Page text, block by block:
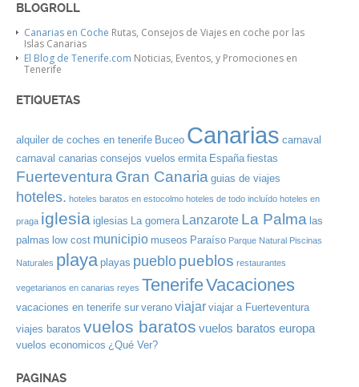
BLOGROLL
Canarias en Coche Rutas, Consejos de Viajes en coche por las
Islas Canarias
El Blog de Tenerife.com Noticias, Eventos, y Promociones en
Tenerife
ETIQUETAS
alquiler de coches en tenerife Buceo Canarias carnaval
carnaval canarias consejos vuelos ermita España fiestas
FuerteventuraGran Canaria guias de viajes
hoteles. hoteles baratos en estocolmo hoteles de todo incluído hoteles en
praga iglesia iglesias La gomera Lanzarote La Palma las
palmas low cost municipio museos Paraíso Parque Natural Piscinas
Naturales playa playas pueblo pueblos restaurantes
vegetarianos en canarias reyes TenerifeVacaciones
vacaciones en tenerife sur verano viajar viajar a Fuerteventura
viajes baratos vuelos baratos vuelos baratos europa
vuelos economicos ¿Qué Ver?
PAGINAS